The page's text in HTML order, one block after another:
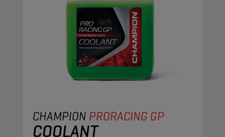
CHAMPION PRORACING GP
COOLANT